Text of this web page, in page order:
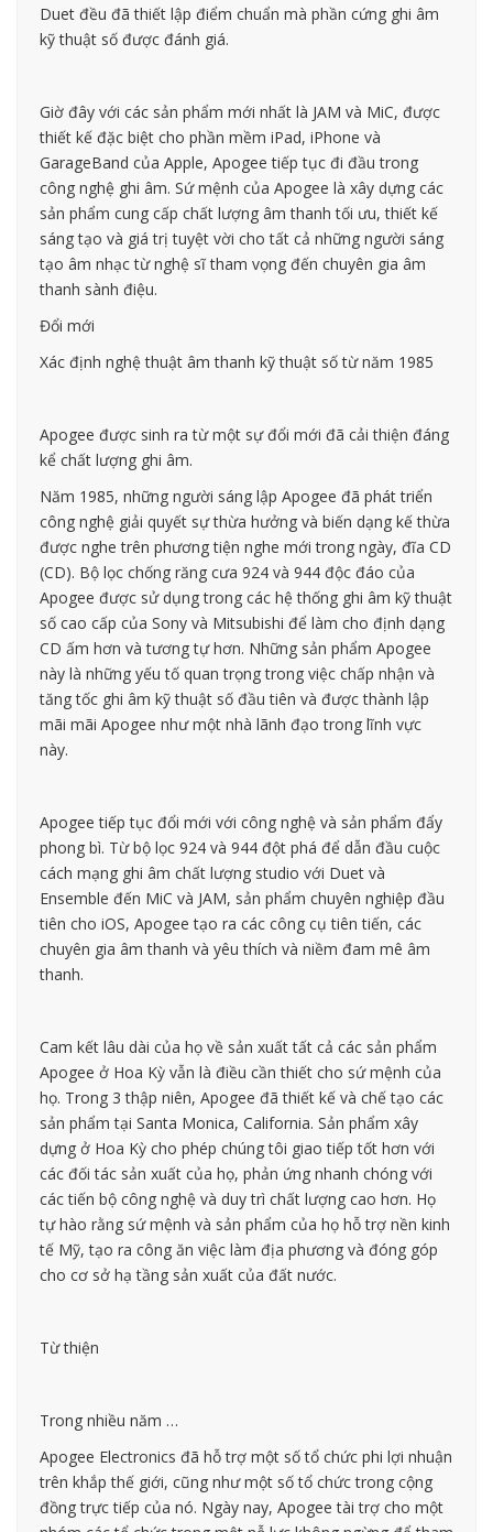
Duet đều đã thiết lập điểm chuẩn mà phần cứng ghi âm
kỹ thuật số được đánh giá.
Giờ đây với các sản phẩm mới nhất là JAM và MiC, được
thiết kế đặc biệt cho phần mềm iPad, iPhone và
GarageBand của Apple, Apogee tiếp tục đi đầu trong
công nghệ ghi âm. Sứ mệnh của Apogee là xây dựng các
sản phẩm cung cấp chất lượng âm thanh tối ưu, thiết kế
sáng tạo và giá trị tuyệt vời cho tất cả những người sáng
tạo âm nhạc từ nghệ sĩ tham vọng đến chuyên gia âm
thanh sành điệu.
Đổi mới
Xác định nghệ thuật âm thanh kỹ thuật số từ năm 1985
Apogee được sinh ra từ một sự đổi mới đã cải thiện đáng
kể chất lượng ghi âm.
Năm 1985, những người sáng lập Apogee đã phát triển
công nghệ giải quyết sự thừa hưởng và biến dạng kế thừa
được nghe trên phương tiện nghe mới trong ngày, đĩa CD
(CD). Bộ lọc chống răng cưa 924 và 944 độc đáo của
Apogee được sử dụng trong các hệ thống ghi âm kỹ thuật
số cao cấp của Sony và Mitsubishi để làm cho định dạng
CD ấm hơn và tương tự hơn. Những sản phẩm Apogee
này là những yếu tố quan trọng trong việc chấp nhận và
tăng tốc ghi âm kỹ thuật số đầu tiên và được thành lập
mãi mãi Apogee như một nhà lãnh đạo trong lĩnh vực
này.
Apogee tiếp tục đổi mới với công nghệ và sản phẩm đẩy
phong bì. Từ bộ lọc 924 và 944 đột phá để dẫn đầu cuộc
cách mạng ghi âm chất lượng studio với Duet và
Ensemble đến MiC và JAM, sản phẩm chuyên nghiệp đầu
tiên cho iOS, Apogee tạo ra các công cụ tiên tiến, các
chuyên gia âm thanh và yêu thích và niềm đam mê âm
thanh.
Cam kết lâu dài của họ về sản xuất tất cả các sản phẩm
Apogee ở Hoa Kỳ vẫn là điều cần thiết cho sứ mệnh của
họ. Trong 3 thập niên, Apogee đã thiết kế và chế tạo các
sản phẩm tại Santa Monica, California. Sản phẩm xây
dựng ở Hoa Kỳ cho phép chúng tôi giao tiếp tốt hơn với
các đối tác sản xuất của họ, phản ứng nhanh chóng với
các tiến bộ công nghệ và duy trì chất lượng cao hơn. Họ
tự hào rằng sứ mệnh và sản phẩm của họ hỗ trợ nền kinh
tế Mỹ, tạo ra công ăn việc làm địa phương và đóng góp
cho cơ sở hạ tầng sản xuất của đất nước.
Từ thiện
Trong nhiều năm …
Apogee Electronics đã hỗ trợ một số tổ chức phi lợi nhuận
trên khắp thế giới, cũng như một số tổ chức trong cộng
đồng trực tiếp của nó. Ngày nay, Apogee tài trợ cho một